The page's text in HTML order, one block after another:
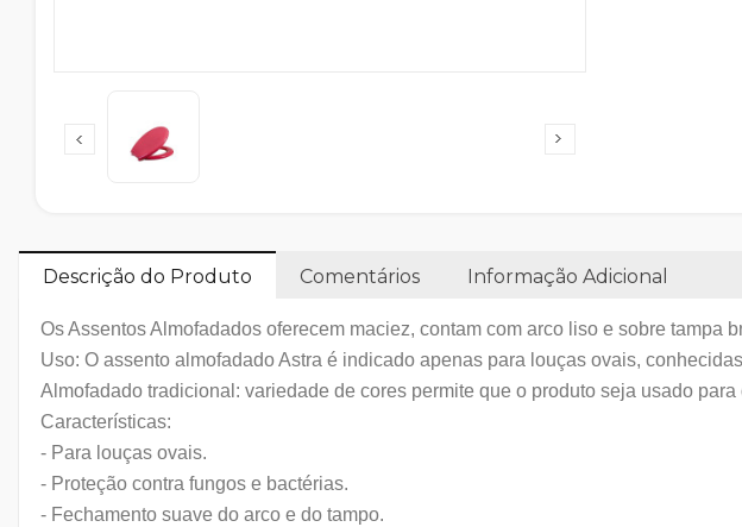
Descrição do Produto Comentários Informação Adicional
Os Assentos Almofadados oferecem maciez, contam com arco liso e sobre tampa
Uso: O assento almofadado Astra é indicado apenas para louças ovais,
Almofadado tradicional: variedade de cores permite que o produto seja usado
Características:
- Para louças ovais.
- Proteção contra fungos e bactérias.
- Fechamento suave do arco e do tampo.